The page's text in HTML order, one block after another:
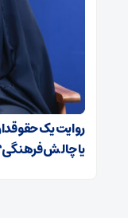
روایت یک
یا چالش